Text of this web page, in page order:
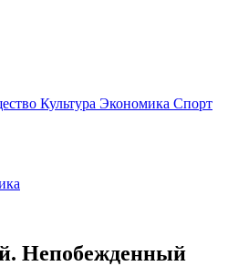
Культура Экономика Спорт
Непобежденный